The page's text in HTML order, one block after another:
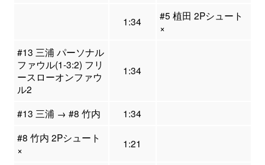
1:34
#5 植田 2Pシュート
×
#13 三浦 パーソナル
ファウル(1-3:2) フリ
ースローオンファウ
ル2
1:34
#13 三浦 → #8 竹内
1:34
#8 竹内 2Pシュート
×
1:21